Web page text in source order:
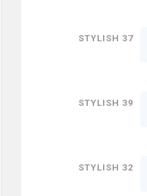
Stylish 37
Stylish 39
Stylish 32